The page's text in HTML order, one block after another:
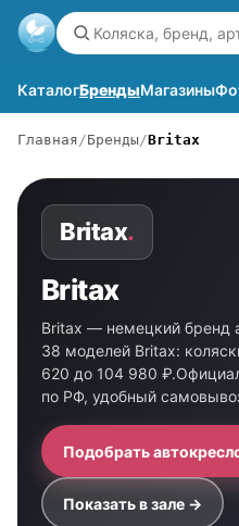
КаталогБрендыМагазины
Главная Бренды Britax
Britax.
Britax
Britax — немецкий бренд
38 моделей Britax:
620 до 104 980
по РФ, удобный
Подобрать
Показать в зале →